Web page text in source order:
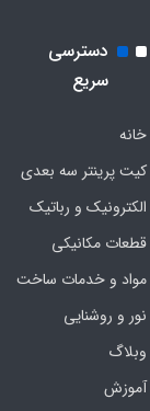
دسترسی
سریع
خانه
کیت پرینتر سه بعدی
الکترونیک و رباتیک
قطعات مکانیکی
مواد و خدمات ساخت
نور و روشنایی
وبلاگ
آموزش